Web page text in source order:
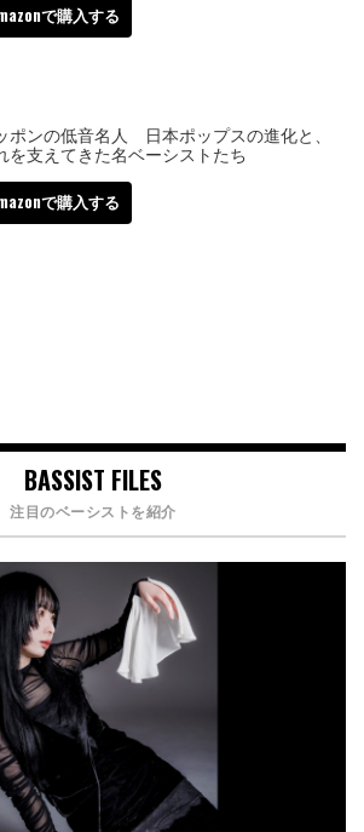
で購入する
ポンの低音名人 日本ポップスの進化と、
を支えてきた名ベーシストたち
で購入する
BASSIST FILES
注目のベーシストを紹介